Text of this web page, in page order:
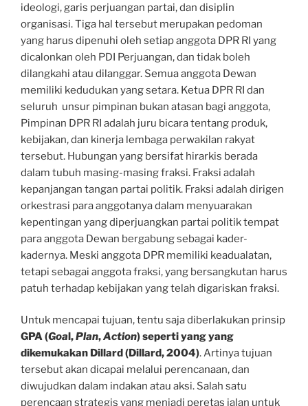
ideologi, garis perjuangan partai, dan disiplin
organisasi. Tiga hal tersebut merupakan pedoman
yang harus dipenuhi oleh setiap anggota DPR RI yang
dicalonkan oleh PDI Perjuangan, dan tidak boleh
dilangkahi atau dilanggar. Semua anggota Dewan
memiliki kedudukan yang setara. Ketua DPR RI dan
seluruh unsur pimpinan bukan atasan bagi anggota,
Pimpinan DPR RI adalah juru bicara tentang produk,
kebijakan, dan kinerja lembaga perwakilan rakyat
tersebut. Hubungan yang bersifat hirarkis berada
dalam tubuh masing-masing fraksi. Fraksi adalah
kepanjangan tangan partai politik. Fraksi adalah dirigen
orkestrasi para anggotanya dalam menyuarakan
kepentingan yang diperjuangkan partai politik tempat
para anggota Dewan bergabung sebagai kader-
kadernya. Meski anggota DPR memiliki keadualatan,
tetapi sebagai anggota fraksi, yang bersangkutan harus
patuh terhadap kebijakan yang telah digariskan fraksi.
Untuk mencapai tujuan, tentu saja diberlakukan prinsip
GPA (Goa l,Plan,Action) seperti yang yang
dikemukakan Dillard (Dillard, 2004). Artinya tujuan
tersebut akan dicapai melalui perencanaan, dan
diwujudkan dalam indakan atau aksi. Salah satu
perencaan strategis yang menjadi peretas jalan untuk